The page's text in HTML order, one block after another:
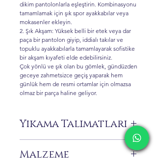
dikim pantolonlarla eşleştirin. Kombinasyonu
tamamlamak için şık spor ayakkabılar veya
mokasenler ekleyin.
2. Şık Akşam: Yüksek belli bir etek veya dar
paça bir pantolon giyip, iddialı takılar ve
topuklu ayakkabılarla tamamlayarak sofistike
bir akşam kıyafeti elde edebilirsiniz.
Çok yönlü ve şık olan bu gömlek, gündüzden
geceye zahmetsizce geçiş yaparak hem
günlük hem de resmi ortamlar için olmazsa
olmaz bir parça haline geliyor.
Yıkama Talimatları
Malzeme